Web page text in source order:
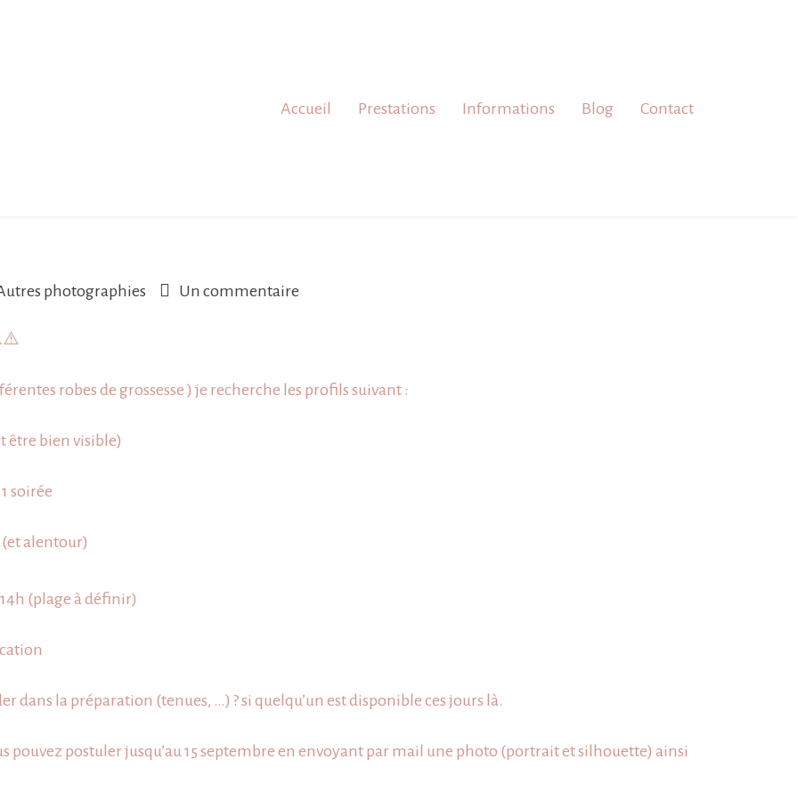
Accueil Prestations Informations Blog Contact
photographies Un commentaire
dans
⚠️
robes de grossesse ) je recherche les profils suivant :
être bien visible)
soirée
(et alentour)
(plage à définir)
dans la préparation (tenues, …) ?si quelqu’un est disponible ces jours là.
pouvez postuler jusqu’au 15 septembre en envoyant par mail une photo (portrait et silhouette) ainsi